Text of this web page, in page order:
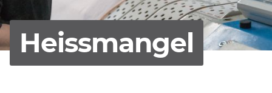
Heissmangel